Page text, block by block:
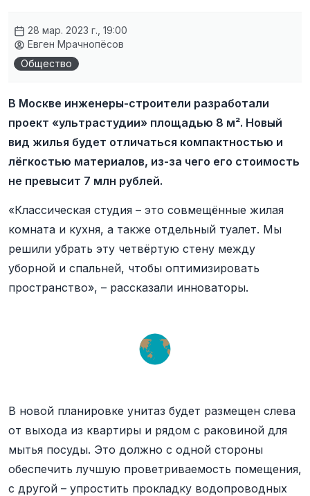
28 мар. 2023 г., 19:00
Евген Мрачнопёсов
Общество
В Москве инженеры-строители разработали
проект «ультрастудии» площадью 8 м². Новый
вид жилья будет отличаться компактностью и
лёгкостью материалов, из-за чего его стоимость
не превысит 7 млн рублей.
«Классическая студия – это совмещённые жилая
комната и кухня, а также отдельный туалет. Мы
решили убрать эту четвёртую стену между
уборной и спальней, чтобы оптимизировать
пространство», – рассказали инноваторы.
В новой планировке унитаз будет размещен слева
от выхода из квартиры и рядом с раковиной для
мытья посуды. Это должно с одной стороны
обеспечить лучшую проветриваемость помещения,
с другой – упростить прокладку водопроводных